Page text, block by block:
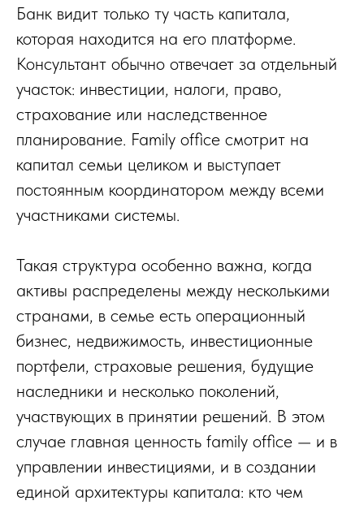
Банк видит только ту часть капитала,
которая находится на его платформе.
Консультант обычно отвечает за отдельный
участок: инвестиции, налоги, право,
страхование или наследственное
планирование. Family office смотрит на
капитал семьи целиком и выступает
постоянным координатором между всеми
участниками системы.
Такая структура особенно важна, когда
активы распределены между несколькими
странами, в семье есть операционный
бизнес, недвижимость, инвестиционные
портфели, страховые решения, будущие
наследники и несколько поколений,
участвующих в принятии решений. В этом
случае главная ценность family office — и в
управлении инвестициями, и в создании
единой архитектуры капитала: кто чем